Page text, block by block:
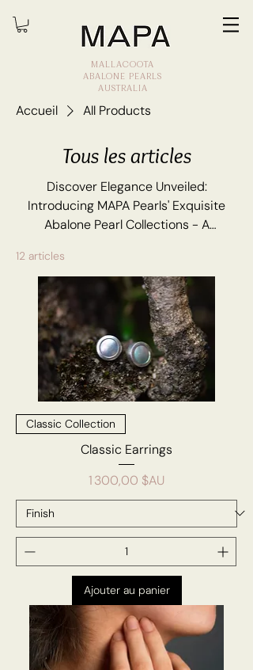
MALLACOOTA
ABALONE PEARLS
AUSTRALIA
Accueil All Products
Tous les articles
Discover Elegance Unveiled:
Introducing MAPA Pearls' Exquisite
Abalone Pearl Collections - A
12 articles
Classic Collection
Classic Earrings
Prix
1 300,00 $AU
Ajouter au panier